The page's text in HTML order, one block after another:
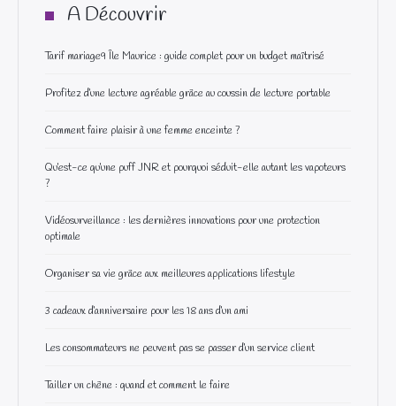
A Découvrir
Tarif mariage9 Île Maurice : guide complet pour un budget maîtrisé
Profitez d’une lecture agréable grâce au coussin de lecture portable
Comment faire plaisir à une femme enceinte ?
Qu’est-ce qu’une puff JNR et pourquoi séduit-elle autant les vapoteurs
?
Vidéosurveillance : les dernières innovations pour une protection
optimale
Organiser sa vie grâce aux meilleures applications lifestyle
3 cadeaux d’anniversaire pour les 18 ans d’un ami
Les consommateurs ne peuvent pas se passer d’un service client
Tailler un chêne : quand et comment le faire